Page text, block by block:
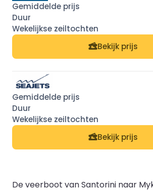
Bekijk prijs
Bekijk prijs
De veerboot van Santorini naar